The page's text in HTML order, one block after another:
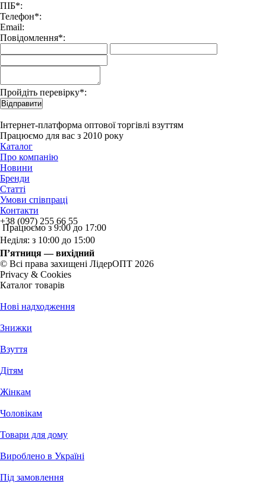
ПІБ*:
Телефон*:
Email:
Повідомлення*:
Пройдіть перевірку*:
Відправити
Інтернет-платформа оптової торгівлі взуттям
Працюємо для вас з 2010 року
Каталог
Про компанію
Новини
Бренди
Статті
Умови співпраці
Контакти
+38 (097) 255 66 55
Працюємо з 9:00 до 17:00
Неділя: з 10:00 до 15:00
П’ятниця — вихідний
© Всі права захищені ЛідерОПТ 2026
Privacy & Cookies
Каталог товарів
Нові надходження
Знижки
Взуття
Дітям
Жінкам
Чоловікам
Товари для дому
Вироблено в Україні
Під замовлення